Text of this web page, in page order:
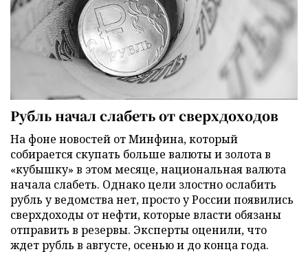
Рубль начал слабеть от сверхдоходов
На фоне новостей от Минфина, который
собирается скупать больше валюты и золота в
«кубышку» в этом месяце, национальная валюта
начала слабеть. Однако цели злостно ослабить
рубль у ведомства нет, просто у России появились
сверхдоходы от нефти, которые власти обязаны
отправить в резервы. Эксперты оценили, что
ждет рубль в августе, осенью и до конца года.